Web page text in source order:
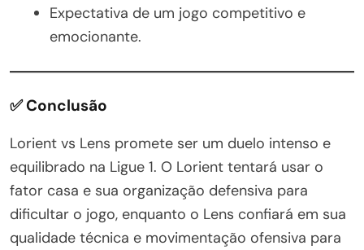
Expectativa de um jogo competitivo e
emocionante.
✅ Conclusão
Lorient vs Lens promete ser um duelo intenso e
equilibrado na Ligue 1. O Lorient tentará usar o
fator casa e sua organização defensiva para
dificultar o jogo, enquanto o Lens confiará em sua
qualidade técnica e movimentação ofensiva para